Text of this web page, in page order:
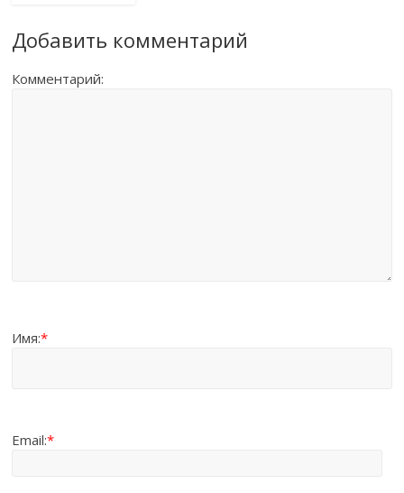
Добавить комментарий
Комментарий:
Имя:*
Email:*